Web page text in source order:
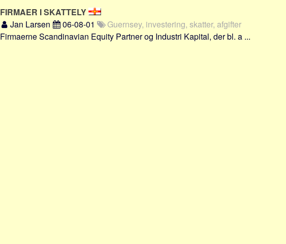
FIRMAER I SKATTELY
Jan Larsen
06-08-01
Guernsey, investering, skatter, afgifter
Firmaerne Scandinavian Equity Partner og Industri Kapital, der bl. a ...